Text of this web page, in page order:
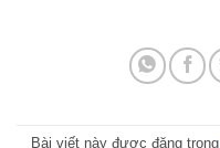
Bài viết này được đăng trong